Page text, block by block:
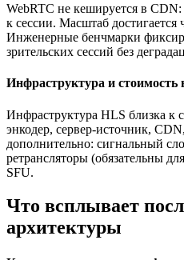
WebRTC не кешируется в
к сессии. Масштаб достигается
Инженерные бенчмарки
зрительских сессий без
Инфраструктура и стоимость
Инфраструктура HLS близка к
энкодер, сервер-источник,
дополнительно: сигнальный
ретрансляторы (обязательны
SFU.
Что всплывает
архитектуры